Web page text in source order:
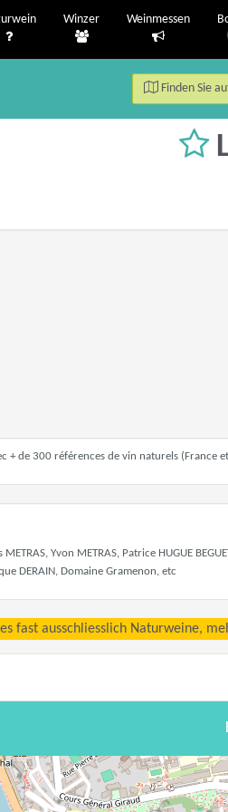
Winzer Weinmessen
Finden Sie
+ de 300 références de vin naturels (France
METRAS, Yvon METRAS, Patrice HUGUE
DERAIN, Domaine Gramenon, etc
fast ausschliesslich Naturweine,